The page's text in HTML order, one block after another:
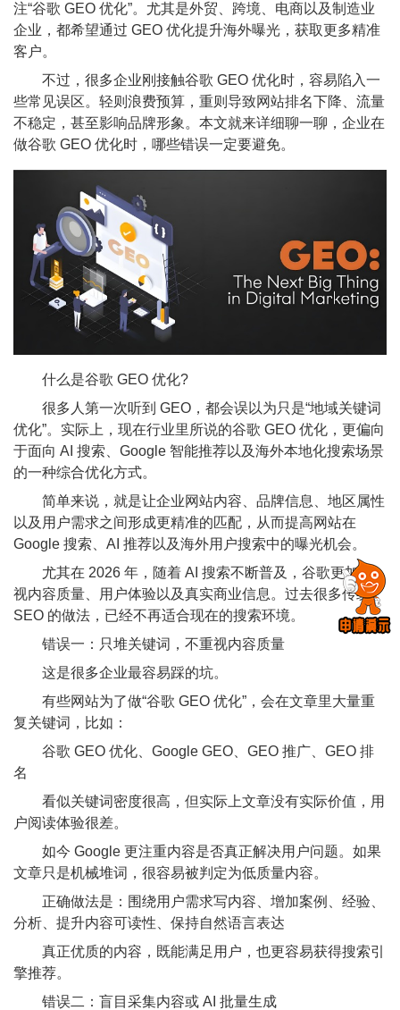
注“谷歌 GEO 优化”。尤其是外贸、跨境、电商以及制造业
企业，都希望通过 GEO 优化提升海外曝光，获取更多精准
客户。
不过，很多企业刚接触谷歌 GEO 优化时，容易陷入一
些常见误区。轻则浪费预算，重则导致网站排名下降、流量
不稳定，甚至影响品牌形象。本文就来详细聊一聊，企业在
做谷歌 GEO 优化时，哪些错误一定要避免。
什么是谷歌 GEO 优化?
很多人第一次听到 GEO，都会误以为只是“地域关键词
优化”。实际上，现在行业里所说的谷歌 GEO 优化，更偏向
于面向 AI 搜索、Google 智能推荐以及海外本地化搜索场景
的一种综合优化方式。
简单来说，就是让企业网站内容、品牌信息、地区属性
以及用户需求之间形成更精准的匹配，从而提高网站在
Google 搜索、AI 推荐以及海外用户搜索中的曝光机会。
尤其在 2026 年，随着 AI 搜索不断普及，谷歌更加重
视内容质量、用户体验以及真实商业信息。过去很多传统
SEO 的做法，已经不再适合现在的搜索环境。
错误一：只堆关键词，不重视内容质量
这是很多企业最容易踩的坑。
有些网站为了做“谷歌 GEO 优化”，会在文章里大量重
复关键词，比如：
谷歌 GEO 优化、Google GEO、GEO 推广、GEO 排
名
看似关键词密度很高，但实际上文章没有实际价值，用
户阅读体验很差。
如今 Google 更注重内容是否真正解决用户问题。如果
文章只是机械堆词，很容易被判定为低质量内容。
正确做法是：围绕用户需求写内容、增加案例、经验、
分析、提升内容可读性、保持自然语言表达
真正优质的内容，既能满足用户，也更容易获得搜索引
擎推荐。
错误二：盲目采集内容或 AI 批量生成